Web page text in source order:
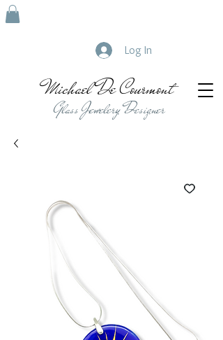
Michael De Courmont
Glass Jewelery Designer
Log In